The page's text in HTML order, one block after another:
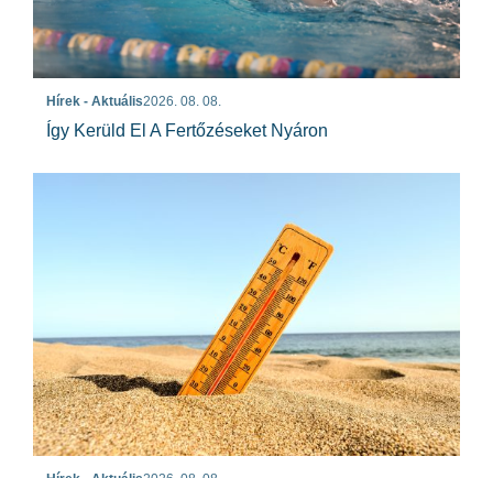
Hírek - Aktuális2026. 08. 08.
Így Kerüld El A Fertőzéseket Nyáron